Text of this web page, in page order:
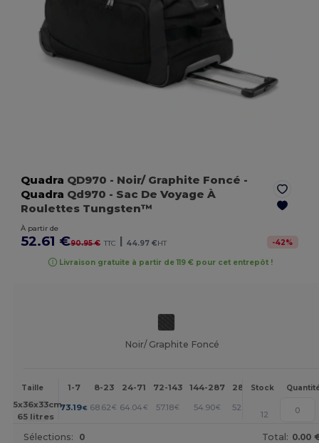
Quadra QD970 - Noir/ Graphite Foncé -
Quadra Qd970 - Sac De Voyage À
Roulettes Tungsten™
À partir de
52.61 €90.95 € TTC | 44.97 €HT -42%
Livraison gratuite à partir de 119 € pour cet entrepôt !
Noir/ Graphite Foncé
Taille 1-7 8-23 24-71 72-143 144-287 288 + Plus
Stock
65x36x33cm.
65 litres
73.19€ 68.62 € 64.04€ 57.18€ 54.90€ 52.61
12
Sélections: 0 Total: 0.00